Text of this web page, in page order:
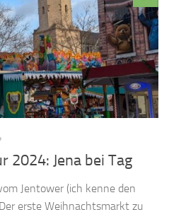
Jena bei Tag
Jentower (ich kenne den
erste Weihnachtsmarkt zu